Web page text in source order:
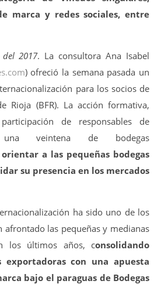
marca y redes sociales, entre
2017. La consultora Ana Isabel
) ofreció la semana pasada un
para los socios de
Rioja (BFR). La acción formativa,
de responsables de
veintena de bodegas
a las pequeñas bodegas
su presencia en los mercados
ha sido uno de los
afrontado las pequeñas y medianas
los últimos años, consolidando
exportadoras con una apuesta
bajo el paraguas de Bodegas